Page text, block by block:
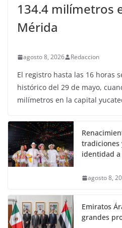
134.4 milímetros
Mérida
agosto 8, 2026 Redaccion
El registro hasta las 16 horas
histórico del 29 de mayo,
milímetros en la capital
tradiciones
identidad a
agosto 8,
Emiratos
grandes